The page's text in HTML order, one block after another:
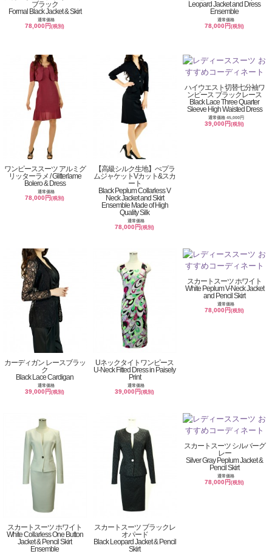
ブラック
Formal Black Jacket & Skirt
通常価格
78,000円(税別)
Leopard Jacket and Dress
Ensemble
通常価格
78,000円(税別)
ワンピーススーツ アルミグ
リッターラメ / Glitterlame
Bolero & Dress
通常価格
78,000円(税別)
【高級シルク生地】ぺプラ
ムジャケットVカット&スカ
ート
Black Peplum Collarless V
Neck Jacket and Skirt
Ensemble Made of High
Quality Silk
通常価格
78,000円(税別)
ハイウエスト切替七分袖ワ
ンピース ブラックレース
Black Lace Three Quarter
Sleeve High Waisted Dress
通常価格 45,000円
39,000円(税別)
カーディガン レースブラッ
ク
Black Lace Cardigan
通常価格
39,000円(税別)
Uネックタイトワンピース
U-Neck Fitted Dress in Paisely
Print
通常価格
39,000円(税別)
スカートスーツ ホワイト
White Peplum V-Neck Jacket
and Pencil Skirt
通常価格
78,000円(税別)
スカートスーツ ホワイト
White Collarless One Button
Jacket & Pencil Skirt
Ensemble
スカートスーツ ブラックレ
オパード
Black Leopard Jacket & Pencil
Skirt
スカートスーツ シルバーグ
レー
Silver Gray Peplum Jacket &
Pencil Skirt
通常価格
78,000円(税別)